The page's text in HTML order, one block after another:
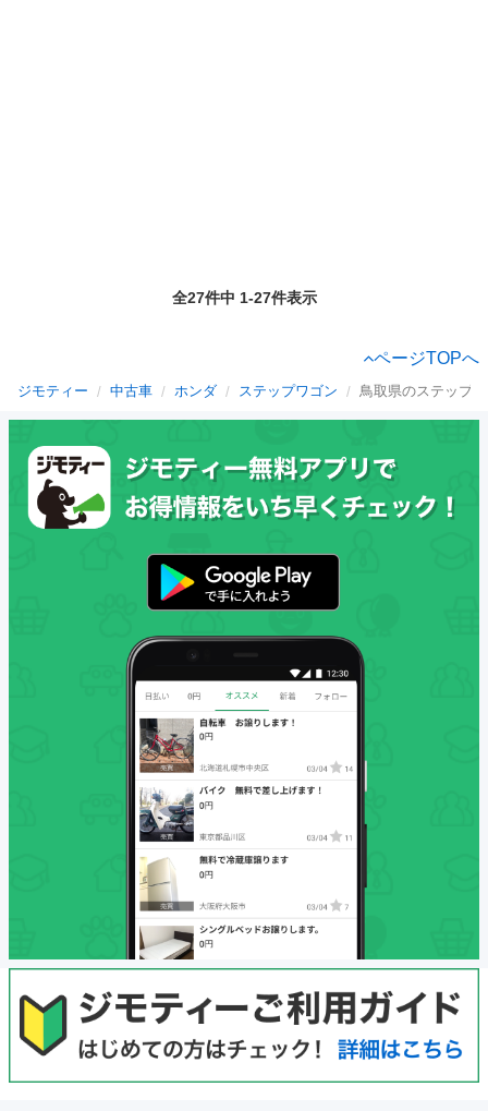
全27件中 1-27件表示
ページTOPへ
ジモティー 中古車 ホンダ ステップワゴン 鳥取県のステップ